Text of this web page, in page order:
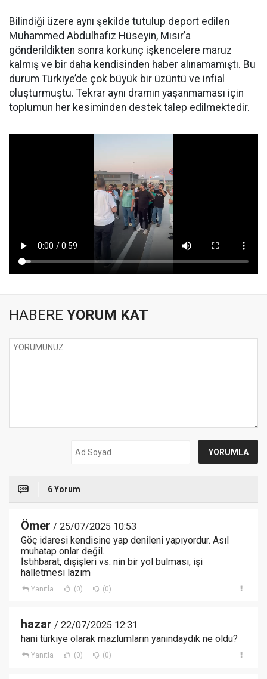
Bilindiği üzere aynı şekilde tutulup deport edilen
Muhammed Abdulhafız Hüseyin, Mısır’a
gönderildikten sonra korkunç işkencelere maruz
kalmış ve bir daha kendisinden haber alınamamıştı. Bu
durum Türkiye’de çok büyük bir üzüntü ve infial
oluşturmuştu. Tekrar aynı dramın yaşanmaması için
toplumun her kesiminden destek talep edilmektedir.
HABERE YORUM KAT
6 Yorum
Ömer / 25/07/2025 10:53
Göç idaresi kendisine yap denileni yapıyordur. Asıl
muhatap onlar değil.
İstihbarat, dışişleri vs. nin bir yol bulması, işi
halletmesi lazım
Yanıtla (0) (0)
hazar / 22/07/2025 12:31
hani türkiye olarak mazlumların yanındaydık ne oldu?
Yanıtla (0) (0)